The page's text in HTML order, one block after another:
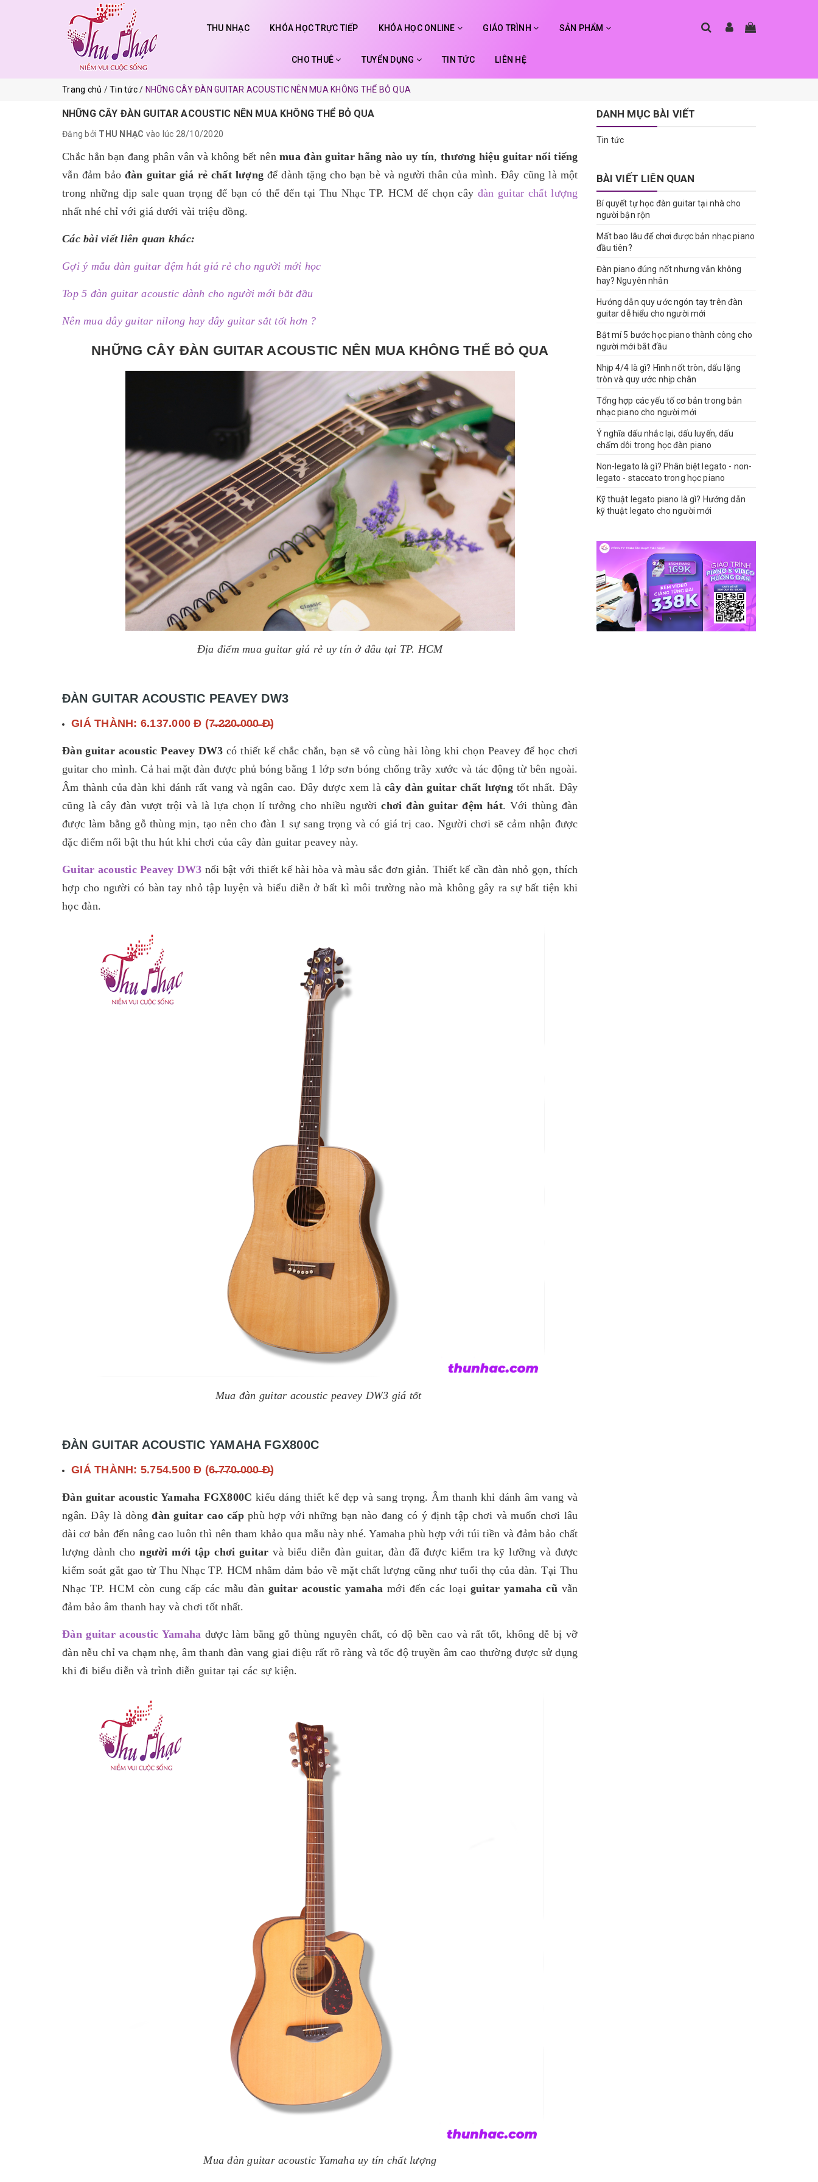
THU NHẠC KHÓA HỌC TRỰC TIẾP KHÓA HỌC ONLINE GIÁO TRÌNH SẢN PHẨM
CHO THUÊ TUYỂN DỤNG TIN TỨC LIÊN HỆ
Trang chủ Tin tức NHỮNG CÂY ĐÀN GUITAR ACOUSTIC NÊN MUA KHÔNG THỂ BỎ QUA
NHỮNG CÂY ĐÀN GUITAR ACOUSTIC NÊN MUA KHÔNG THỂ BỎ QUA
Đăng bởi THU NHẠC vào lúc 28/10/2020
Chắc hẳn bạn đang phân vân và không bết nênmua đàn guitar hãng nào uy tín,thương hiệu guitar nổi tiếng
vẫn đảm bảo đàn guitar giá rẻ chất lượng để dành tặng cho bạn bè và người thân của mình. Đây cũng là một
trong những dịp sale quan trọng để bạn có thể đến tại Thu Nhạc TP. HCM để chọn cây đàn guitar chất lượng
nhất nhé chỉ với giá dưới vài triệu đồng.
Các bài viết liên quan khác:
Gợi ý mẫu đàn guitar đệm hát giá rẻ cho người mới học
Top 5 đàn guitar acoustic dành cho người mới bắt đầu
Nên mua dây guitar nilong hay dây guitar sắt tốt hơn ?
NHỮNG CÂY ĐÀN GUITAR ACOUSTIC NÊN MUA KHÔNG THỂ BỎ QUA
Địa điểm mua guitar giá rẻ uy tín ở đâu tại TP. HCM
ĐÀN GUITAR ACOUSTIC PEAVEY DW3
GIÁ THÀNH: 6.137.000 Đ (7̵.̵2̵2̵0̵.̵0̵0̵0̵ ̵Đ̵)
Đàn guitar acoustic Peavey DW3có thiết kế chắc chắn, bạn sẽ vô cùng hài lòng khi chọn Peavey để học chơi
guitar cho mình. Cả hai mặt đàn được phủ bóng bằng 1 lớp sơn bóng chống trầy xước và tác động từ bên ngoài.
Âm thành của đàn khi đánh rất vang và ngân cao. Đây được xem làcây đàn guitar chất lượngtốt nhất. Đây
cũng là cây đàn vượt trội và là lựa chọn lí tưởng cho nhiều ngườichơi đàn guitar đệm hát. Với thùng đàn
được làm bằng gỗ thùng mịn, tạo nên cho đàn 1 sự sang trọng và có giá trị cao. Người chơi sẽ cảm nhận được
đặc điểm nổi bật thu hút khi chơi của cây đàn guitar peavey này.
Guitar acoustic Peavey DW3 nổi bật với thiết kế hài hòa và màu sắc đơn giản. Thiết kế cần đàn nhỏ gọn, thích
hợp cho người có bàn tay nhỏ tập luyện và biểu diễn ở bất kì môi trường nào mà không gây ra sự bất tiện khi
học đàn.
Mua đàn guitar acoustic peavey DW3 giá tốt
ĐÀN GUITAR ACOUSTIC YAMAHA FGX800C
GIÁ THÀNH: 5.754.500 Đ (6̵.̵7̵7̵0̵.̵0̵0̵0̵ ̵Đ̵)
Đàn guitar acoustic Yamaha FGX800C kiểu dáng thiết kế đẹp và sang trọng. Âm thanh khi đánh âm vang và
ngân. Đây là dòngđàn guitar cao cấpphù hợp với những bạn nào đang có ý định tập chơi và muốn chơi lâu
dài cơ bản đến nâng cao luôn thì nên tham khảo qua mẫu này nhé. Yamaha phù hợp với túi tiền và đảm bảo chất
lượng dành chongười mới tập chơi guitar và biểu diễn đàn guitar, đàn đã được kiểm tra kỹ lưỡng và được
kiểm soát gắt gao từ Thu Nhạc TP. HCM nhằm đảm bảo về mặt chất lượng cũng như tuổi thọ của đàn. Tại Thu
Nhạc TP. HCM còn cung cấp các mẫu đàn guitar acoustic yamaha mới đến các loại guitar yamaha cũ vẫn
đảm bảo âm thanh hay và chơi tốt nhất.
Đàn guitar acoustic Yamaha được làm bằng gỗ thùng nguyên chất, có độ bền cao và rất tốt, không dễ bị vỡ
đàn nễu chỉ va chạm nhẹ, âm thanh đàn vang giai điệu rất rõ ràng và tốc độ truyền âm cao thường được sử dụng
khi đi biểu diễn và trình diễn guitar tại các sự kiện.
Mua đàn guitar acoustic Yamaha uy tín chất lượng
DANH MỤC BÀI VIẾT
Tin tức
BÀI VIẾT LIÊN QUAN
Bí quyết tự học đàn guitar tại nhà cho
người bận rộn
Mất bao lâu để chơi được bản nhạc piano
đầu tiên?
Đàn piano đúng nốt nhưng vẫn không
hay? Nguyên nhân
Hướng dẫn quy ước ngón tay trên đàn
guitar dễ hiểu cho người mới
Bật mí 5 bước học piano thành công cho
người mới bắt đầu
Nhịp 4/4 là gì? Hình nốt tròn, dấu lặng
tròn và quy ước nhịp chân
Tổng hợp các yếu tố cơ bản trong bản
nhạc piano cho người mới
Ý nghĩa dấu nhắc lại, dấu luyến, dấu
chấm dôi trong học đàn piano
Non-legato là gì? Phân biệt legato - non-
legato - staccato trong học piano
Kỹ thuật legato piano là gì? Hướng dẫn
kỹ thuật legato cho người mới